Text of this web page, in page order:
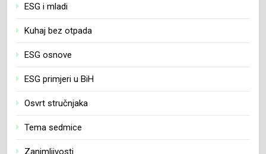
ESG i mladi
Kuhaj bez otpada
ESG osnove
ESG primjeri u BiH
Osvrt stručnjaka
Tema sedmice
Zanimljivosti